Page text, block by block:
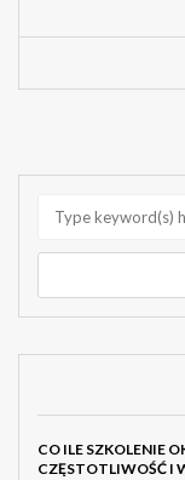
CO ILE SZKOLENIE
CZĘSTOTLIWOŚĆ I